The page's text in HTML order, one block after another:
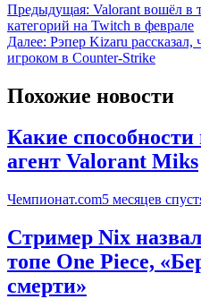
Предыдущая: Valorant вошёл в
категорий на Twitch в феврале
Далее: Рэпер Kizaru рассказал,
игроком в Counter-Strike
Похожие новости
Какие
агент Valorant Miks
Чемпионат.com5 месяцев
Стример Nix
топе One Piece,
смерти»